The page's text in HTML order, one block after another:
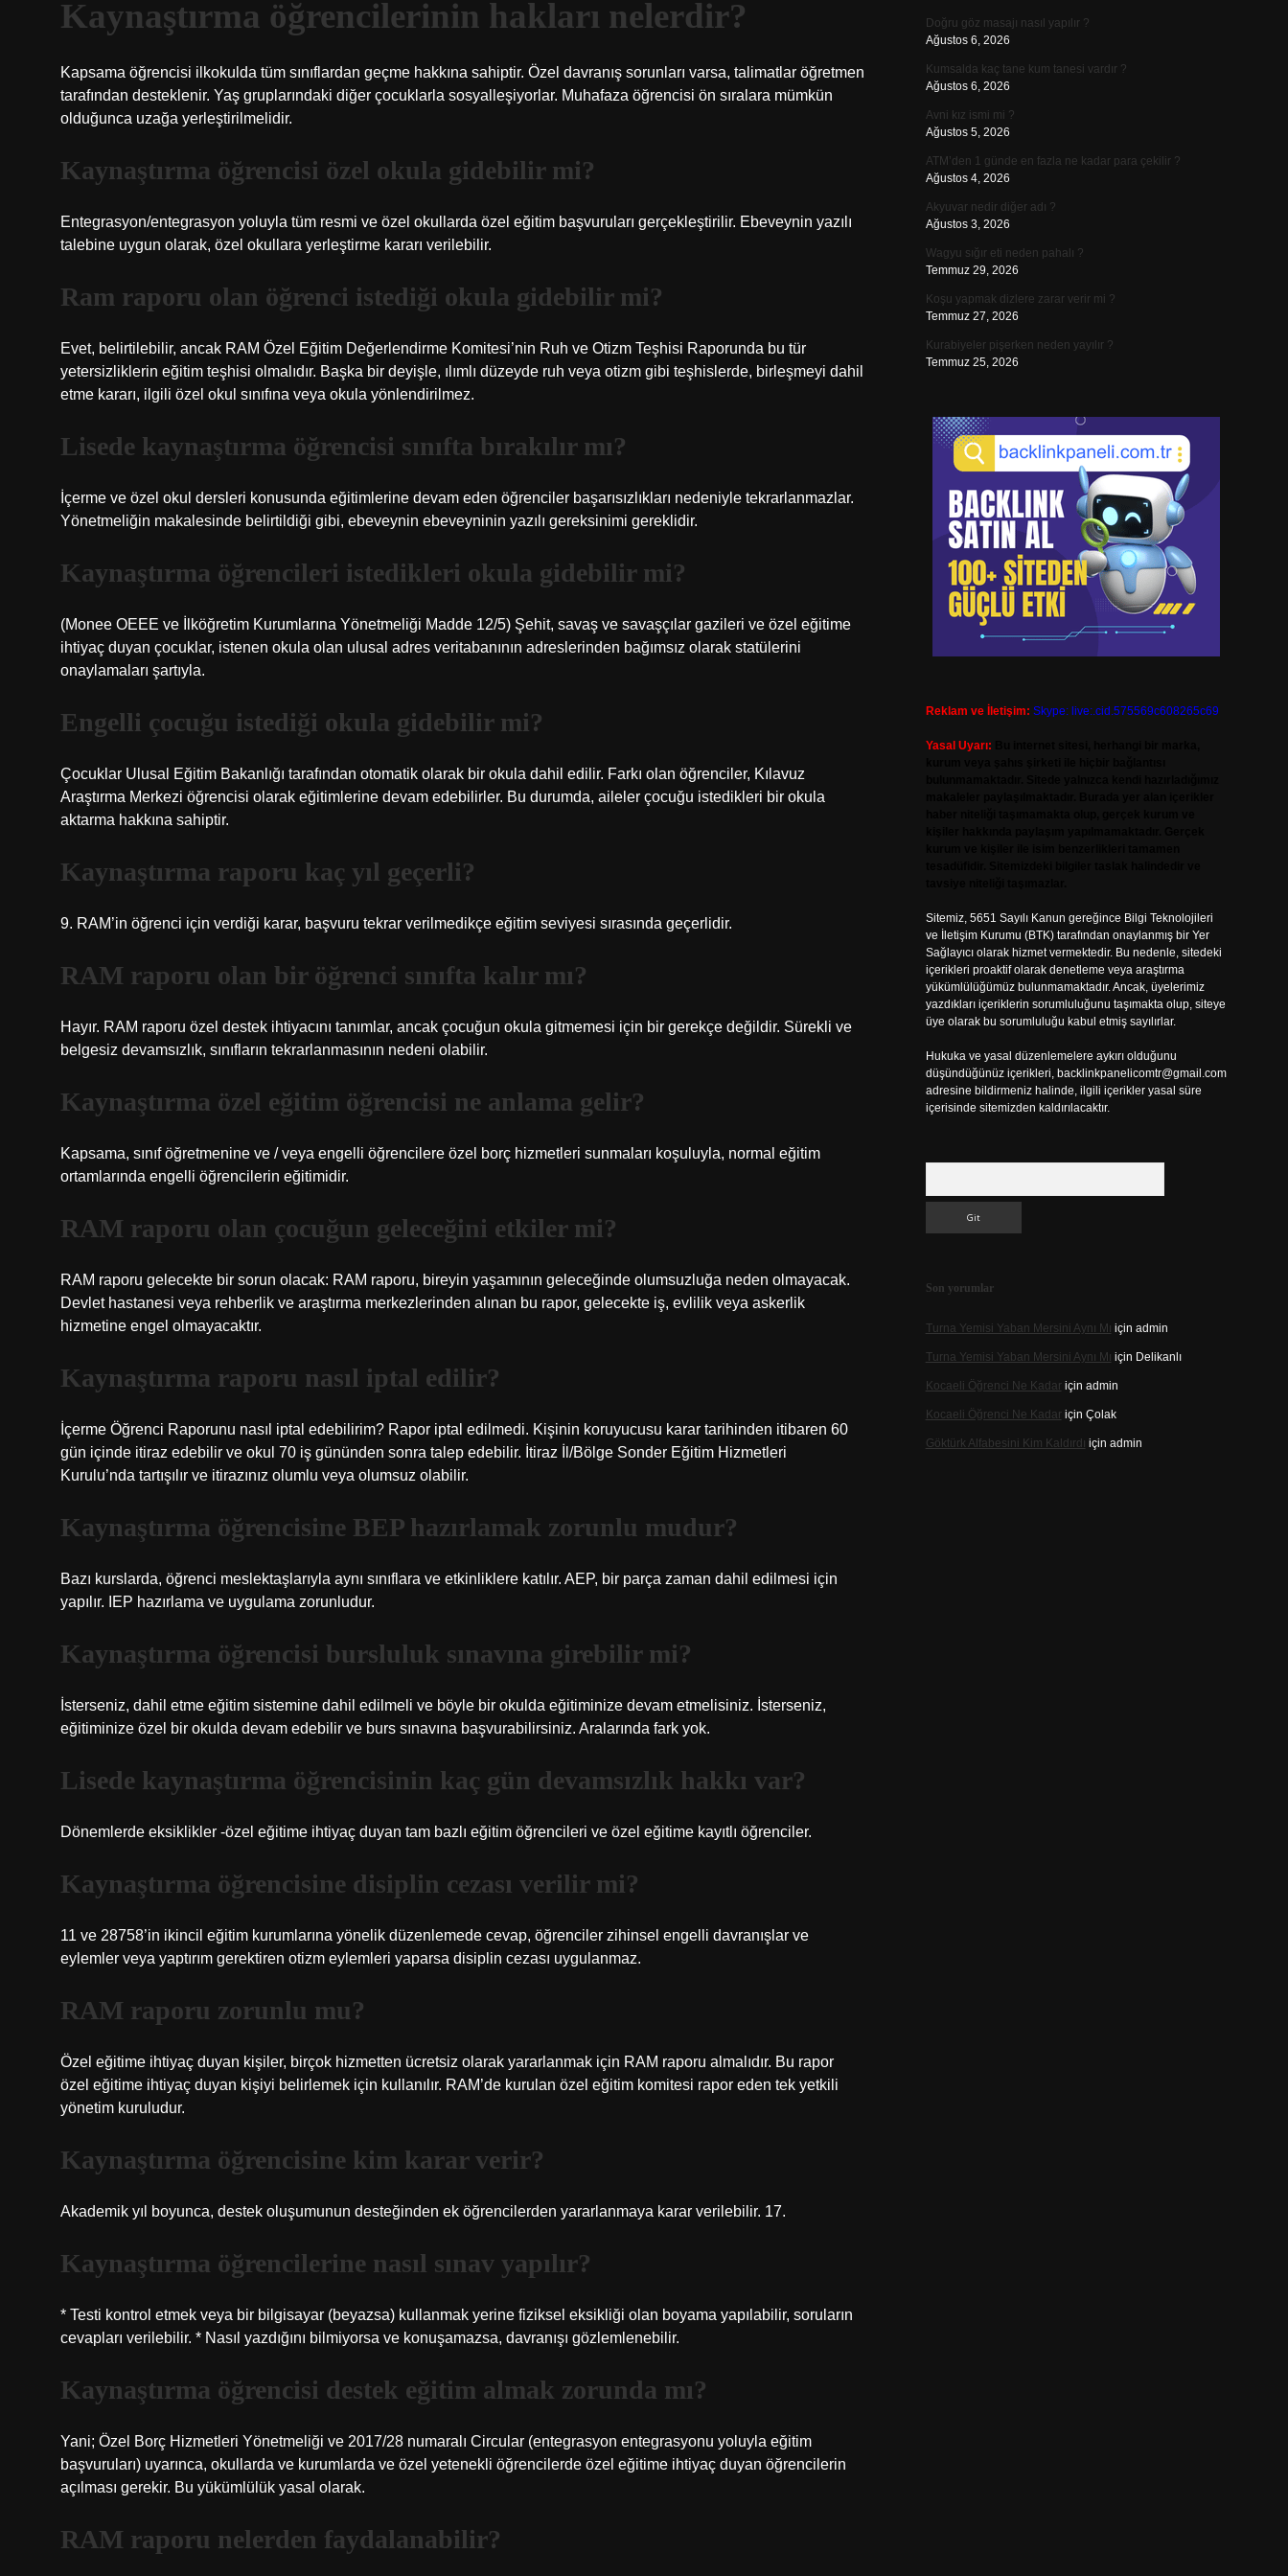
Kaynaştırma öğrencilerinin hakları nelerdir?
Kapsama öğrencisi ilkokulda tüm sınıflardan geçme hakkına sahiptir. Özel davranış sorunları varsa, talimatlar öğretmen
tarafından desteklenir. Yaş gruplarındaki diğer çocuklarla sosyalleşiyorlar. Muhafaza öğrencisi ön sıralara mümkün
olduğunca uzağa yerleştirilmelidir.
Kaynaştırma öğrencisi özel okula gidebilir mi?
Entegrasyon/entegrasyon yoluyla tüm resmi ve özel okullarda özel eğitim başvuruları gerçekleştirilir. Ebeveynin yazılı
talebine uygun olarak, özel okullara yerleştirme kararı verilebilir.
Ram raporu olan öğrenci istediği okula gidebilir mi?
Evet, belirtilebilir, ancak RAM Özel Eğitim Değerlendirme Komitesi’nin Ruh ve Otizm Teşhisi Raporunda bu tür
yetersizliklerin eğitim teşhisi olmalıdır. Başka bir deyişle, ılımlı düzeyde ruh veya otizm gibi teşhislerde, birleşmeyi dahil
etme kararı, ilgili özel okul sınıfına veya okula yönlendirilmez.
Lisede kaynaştırma öğrencisi sınıfta bırakılır mı?
İçerme ve özel okul dersleri konusunda eğitimlerine devam eden öğrenciler başarısızlıkları nedeniyle tekrarlanmazlar.
Yönetmeliğin makalesinde belirtildiği gibi, ebeveynin ebeveyninin yazılı gereksinimi gereklidir.
Kaynaştırma öğrencileri istedikleri okula gidebilir mi?
(Monee OEEE ve İlköğretim Kurumlarına Yönetmeliği Madde 12/5) Şehit, savaş ve savaşçılar gazileri ve özel eğitime
ihtiyaç duyan çocuklar, istenen okula olan ulusal adres veritabanının adreslerinden bağımsız olarak statülerini
onaylamaları şartıyla.
Engelli çocuğu istediği okula gidebilir mi?
Çocuklar Ulusal Eğitim Bakanlığı tarafından otomatik olarak bir okula dahil edilir. Farkı olan öğrenciler, Kılavuz
Araştırma Merkezi öğrencisi olarak eğitimlerine devam edebilirler. Bu durumda, aileler çocuğu istedikleri bir okula
aktarma hakkına sahiptir.
Kaynaştırma raporu kaç yıl geçerli?
9. RAM’in öğrenci için verdiği karar, başvuru tekrar verilmedikçe eğitim seviyesi sırasında geçerlidir.
RAM raporu olan bir öğrenci sınıfta kalır mı?
Hayır. RAM raporu özel destek ihtiyacını tanımlar, ancak çocuğun okula gitmemesi için bir gerekçe değildir. Sürekli ve
belgesiz devamsızlık, sınıfların tekrarlanmasının nedeni olabilir.
Kaynaştırma özel eğitim öğrencisi ne anlama gelir?
Kapsama, sınıf öğretmenine ve / veya engelli öğrencilere özel borç hizmetleri sunmaları koşuluyla, normal eğitim
ortamlarında engelli öğrencilerin eğitimidir.
RAM raporu olan çocuğun geleceğini etkiler mi?
RAM raporu gelecekte bir sorun olacak: RAM raporu, bireyin yaşamının geleceğinde olumsuzluğa neden olmayacak.
Devlet hastanesi veya rehberlik ve araştırma merkezlerinden alınan bu rapor, gelecekte iş, evlilik veya askerlik
hizmetine engel olmayacaktır.
Kaynaştırma raporu nasıl iptal edilir?
İçerme Öğrenci Raporunu nasıl iptal edebilirim? Rapor iptal edilmedi. Kişinin koruyucusu karar tarihinden itibaren 60
gün içinde itiraz edebilir ve okul 70 iş gününden sonra talep edebilir. İtiraz İl/Bölge Sonder Eğitim Hizmetleri
Kurulu’nda tartışılır ve itirazınız olumlu veya olumsuz olabilir.
Kaynaştırma öğrencisine BEP hazırlamak zorunlu mudur?
Bazı kurslarda, öğrenci meslektaşlarıyla aynı sınıflara ve etkinliklere katılır. AEP, bir parça zaman dahil edilmesi için
yapılır. IEP hazırlama ve uygulama zorunludur.
Kaynaştırma öğrencisi bursluluk sınavına girebilir mi?
İsterseniz, dahil etme eğitim sistemine dahil edilmeli ve böyle bir okulda eğitiminize devam etmelisiniz. İsterseniz,
eğitiminize özel bir okulda devam edebilir ve burs sınavına başvurabilirsiniz. Aralarında fark yok.
Lisede kaynaştırma öğrencisinin kaç gün devamsızlık hakkı var?
Dönemlerde eksiklikler -özel eğitime ihtiyaç duyan tam bazlı eğitim öğrencileri ve özel eğitime kayıtlı öğrenciler.
Kaynaştırma öğrencisine disiplin cezası verilir mi?
11 ve 28758’in ikincil eğitim kurumlarına yönelik düzenlemede cevap, öğrenciler zihinsel engelli davranışlar ve
eylemler veya yaptırım gerektiren otizm eylemleri yaparsa disiplin cezası uygulanmaz.
RAM raporu zorunlu mu?
Özel eğitime ihtiyaç duyan kişiler, birçok hizmetten ücretsiz olarak yararlanmak için RAM raporu almalıdır. Bu rapor
özel eğitime ihtiyaç duyan kişiyi belirlemek için kullanılır. RAM’de kurulan özel eğitim komitesi rapor eden tek yetkili
yönetim kuruludur.
Kaynaştırma öğrencisine kim karar verir?
Akademik yıl boyunca, destek oluşumunun desteğinden ek öğrencilerden yararlanmaya karar verilebilir. 17.
Kaynaştırma öğrencilerine nasıl sınav yapılır?
* Testi kontrol etmek veya bir bilgisayar (beyazsa) kullanmak yerine fiziksel eksikliği olan boyama yapılabilir, soruların
cevapları verilebilir. * Nasıl yazdığını bilmiyorsa ve konuşamazsa, davranışı gözlemlenebilir.
Kaynaştırma öğrencisi destek eğitim almak zorunda mı?
Yani; Özel Borç Hizmetleri Yönetmeliği ve 2017/28 numaralı Circular (entegrasyon entegrasyonu yoluyla eğitim
başvuruları) uyarınca, okullarda ve kurumlarda ve özel yetenekli öğrencilerde özel eğitime ihtiyaç duyan öğrencilerin
açılması gerekir. Bu yükümlülük yasal olarak.
RAM raporu nelerden faydalanabilir?
Doğru göz masajı nasıl yapılır ?
Ağustos 6, 2026
Kumsalda kaç tane kum tanesi vardır ?
Ağustos 6, 2026
Avni kız ismi mi ?
Ağustos 5, 2026
ATM’den 1 günde en fazla ne kadar para çekilir ?
Ağustos 4, 2026
Akyuvar nedir diğer adı ?
Ağustos 3, 2026
Wagyu sığır eti neden pahalı ?
Temmuz 29, 2026
Koşu yapmak dizlere zarar verir mi ?
Temmuz 27, 2026
Kurabiyeler pişerken neden yayılır ?
Temmuz 25, 2026
Reklam ve İletişim: Skype: live:.cid.575569c608265c69
Yasal Uyarı:
Sitemiz, 5651 Sayılı Kanun gereğince Bilgi Teknolojileri
ve İletişim Kurumu (BTK) tarafından onaylanmış bir Yer
Sağlayıcı olarak hizmet vermektedir. Bu nedenle, sitedeki
içerikleri proaktif olarak denetleme veya araştırma
yükümlülüğümüz bulunmamaktadır. Ancak, üyelerimiz
yazdıkları içeriklerin sorumluluğunu taşımakta olup, siteye
üye olarak bu sorumluluğu kabul etmiş sayılırlar.
Hukuka ve yasal düzenlemelere aykırı olduğunu
düşündüğünüz içerikleri, backlinkpanelicomtr@gmail.com
adresine bildirmeniz halinde, ilgili içerikler yasal süre
içerisinde sitemizden kaldırılacaktır.
Son yorumlar
Turna Yemisi Yaban Mersini Aynı Mı için admin
Turna Yemisi Yaban Mersini Aynı Mı için Delikanlı
Kocaeli Öğrenci Ne Kadariçin admin
Kocaeli Öğrenci Ne Kadariçin Çolak
Göktürk Alfabesini Kim Kaldırdı için admin